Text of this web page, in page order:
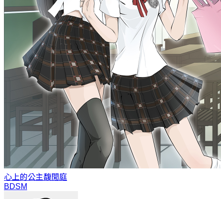
心上的公主馥閒庭
BDSM